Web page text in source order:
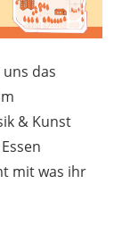
das
& Kunst
mit was ihr